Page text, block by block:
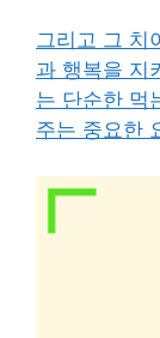
그리고 그 치
과 행복을 지
는 단순한 먹
주는 중요한